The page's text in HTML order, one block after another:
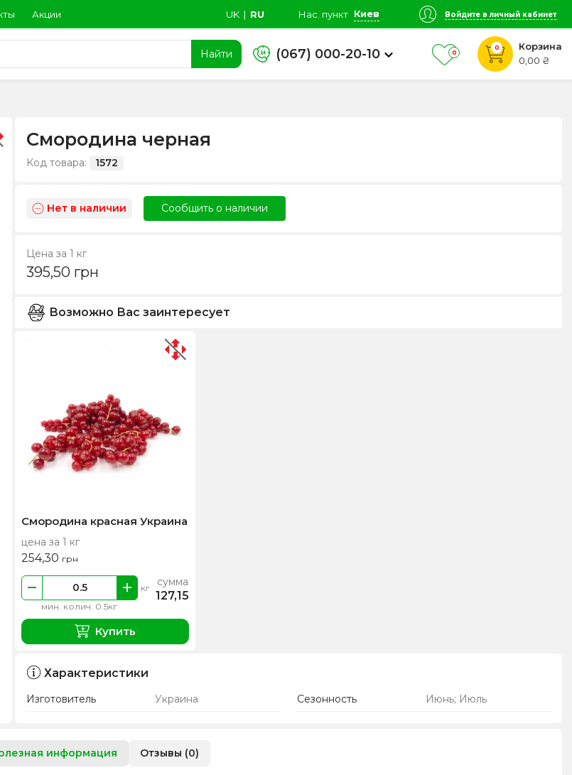
Акции UK ∣ RU Нас. пункт Киев Войдите в личный кабинет
Найти (067) 000-20-10 0
0
Корзина
0,00 ₴
Смородина черная
Код товара: 1572
Нет в наличии Сообщить о наличии
Цена за 1 кг
395,50 грн
Возможно Вас заинтересует
Смородина красная Украина
цена за 1 кг
254,30 грн
мин. колич. 0.5кг
кг сумма
127,15
Купить
Характеристики
Изготовитель Украина Сезонность Июнь; Июль
информация Отзывы (0)